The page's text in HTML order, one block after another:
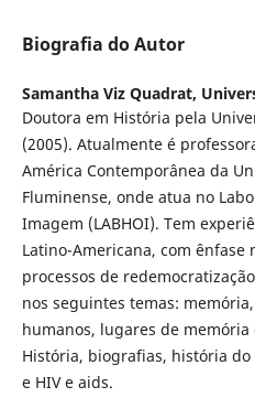
Biografia do Autor
Samantha Viz Quadrat,
Doutora em História pela
(2005). Atualmente é
América Contemporânea da
Fluminense, onde atua no
Imagem (LABHOI). Tem
Latino-Americana, com
processos de
nos seguintes temas:
humanos, lugares de
História, biografias, história
e HIV e aids.